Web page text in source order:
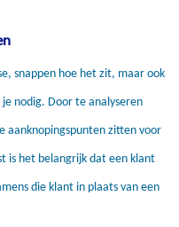
snappen hoe het zit, maar ook
nodig. Door te analyseren
aanknopingspunten zitten voor
is het belangrijk dat een klant
die klant in plaats van een